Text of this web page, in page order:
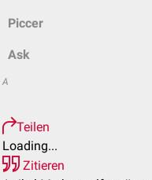
Piccer
Ask
A
Teilen
Loading...
Zitieren